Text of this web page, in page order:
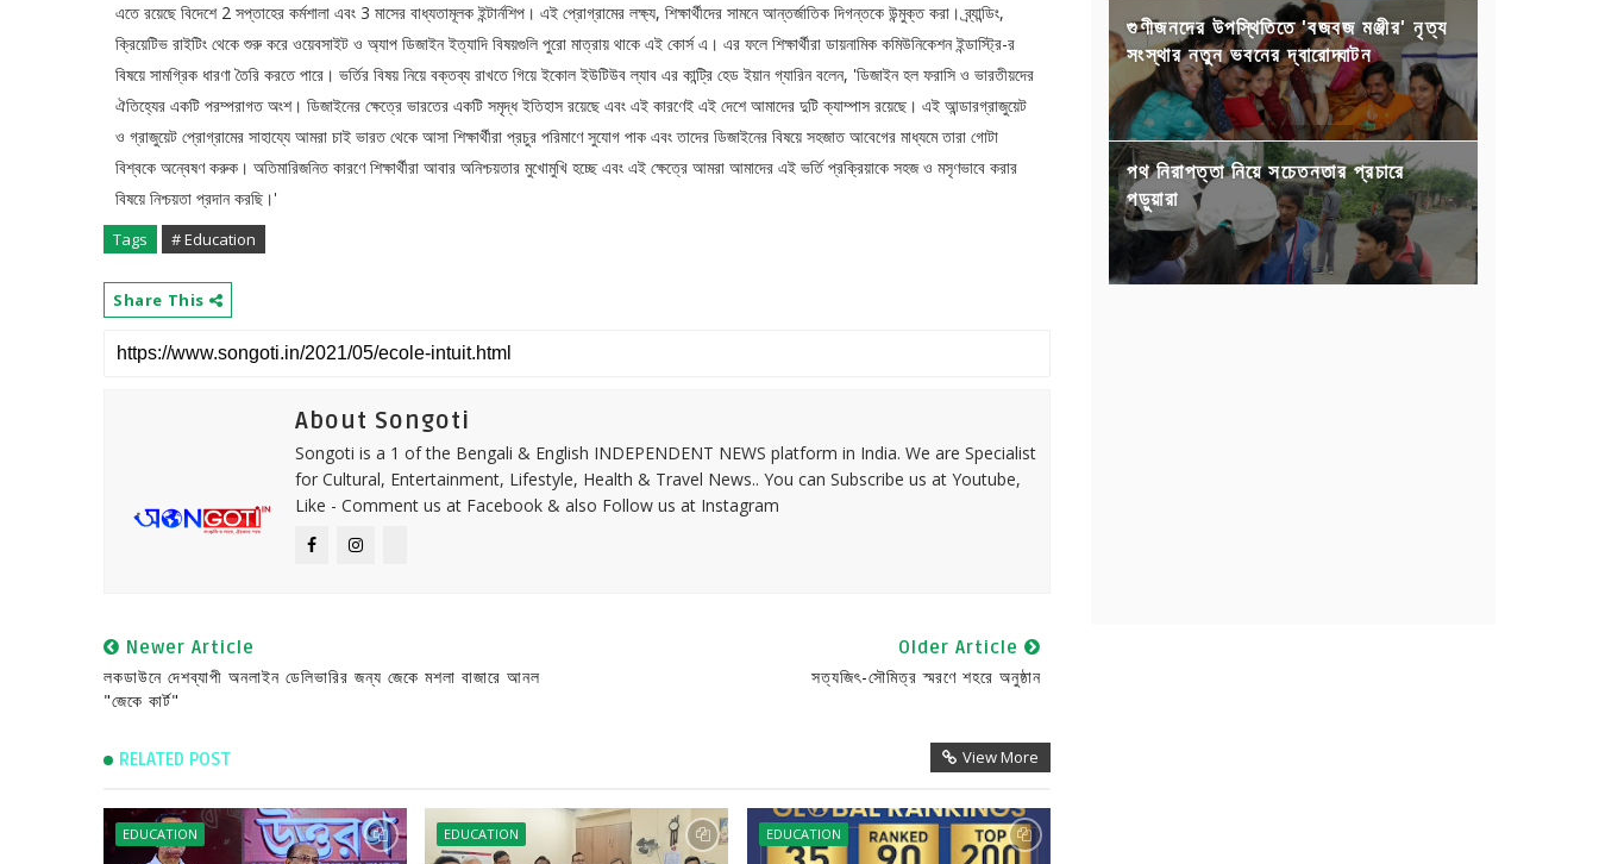
এতে রয়েছে বিদেশে 2 সপ্তাহের কর্মশালা এবং 3 মাসের বাধ্যতামূলক ইন্টার্নশিপ। এই প্রোগ্রামের লক্ষ্য, শিক্ষার্থীদের সামনে আন্তর্জাতিক দিগন্তকে উন্মুক্ত করা। ব্র্যান্ডিং,
ক্রিয়েটিভ রাইটিং থেকে শুরু করে ওয়েবসাইট ও অ্যাপ ডিজাইন ইত্যাদি বিষয়গুলি পুরো মাত্রায় থাকে এই কোর্স এ। এর ফলে শিক্ষার্থীরা ডায়নামিক কমিউনিকেশন ইন্ডাস্ট্রি-র
বিষয়ে সামগ্রিক ধারণা তৈরি করতে পারে। ভর্তির বিষয় নিয়ে বক্তব্য রাখতে গিয়ে ইকোল ইউটিউব ল্যাব এর কান্ট্রি হেড ইয়ান গ্যারিন বলেন, 'ডিজাইন হল ফরাসি ও ভারতীয়দের
ঐতিহ্যের একটি পরম্পরাগত অংশ। ডিজাইনের ক্ষেত্রে ভারতের একটি সমৃদ্ধ ইতিহাস রয়েছে এবং এই কারণেই এই দেশে আমাদের দুটি ক্যাম্পাস রয়েছে। এই আন্ডারগ্রাজুয়েট
ও গ্রাজুয়েট প্রোগ্রামের সাহায্যে আমরা চাই ভারত থেকে আসা শিক্ষার্থীরা প্রচুর পরিমাণে সুযোগ পাক এবং তাদের ডিজাইনের বিষয়ে সহজাত আবেগের মাধ্যমে তারা গোটা
বিশ্বকে অন্বেষণ করুক। অতিমারিজনিত কারণে শিক্ষার্থীরা আবার অনিশ্চয়তার মুখোমুখি হচ্ছে এবং এই ক্ষেত্রে আমরা আমাদের এই ভর্তি প্রক্রিয়াকে সহজ ও মসৃণভাবে করার
বিষয়ে নিশ্চয়তা প্রদান করছি।'
Tags # Education
Share This
About Songoti
Songoti is a 1 of the Bengali & English INDEPENDENT NEWS platform in India. We are Specialist
for Cultural, Entertainment, Lifestyle, Health & Travel News.. You can Subscribe us at Youtube,
Like - Comment us at Facebook & also Follow us at Instagram
Newer Article
লকডাউনে দেশব্যাপী অনলাইন ডেলিভারির জন্য জেকে মশলা বাজারে আনল
"জেকে কার্ট"
Older Article
সত্যজিৎ-সৌমিত্র স্মরণে শহরে অনুষ্ঠান
RELATED POST View More
EDUCATION EDUCATION EDUCATION
গুণীজনদের উপস্থিতিতে 'বজবজ মঞ্জীর' নৃত্য
সংস্থার নতুন ভবনের দ্বারোদ্ঘাটন
পথ নিরাপত্তা নিয়ে সচেতনতার প্রচারে
পড়ুয়ারা